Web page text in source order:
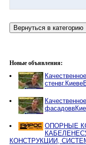
Новые объявления:
ОПОРНЫЕ
КОНСТРУКЦИИ,